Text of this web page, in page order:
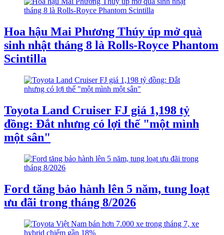
Hoa hậu Mai Phương Thúy úp mở quà
sinh nhật tháng 8 là Rolls-Royce Phantom
Scintilla
Toyota Land Cruiser FJ giá 1,198 tỷ
đồng: Đắt nhưng có lợi thế "một mình
một sân"
Ford tăng bảo hành lên 5 năm, tung loạt
ưu đãi trong tháng 8/2026